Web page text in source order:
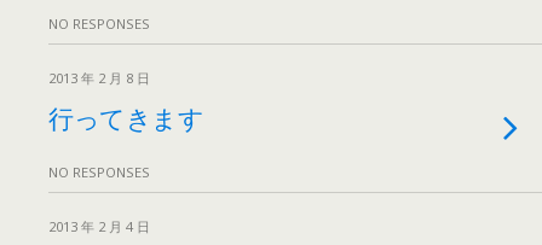
NO RESPONSES
2013 年 2 月 8 日
行ってきます
NO RESPONSES
2013 年 2 月 4 日